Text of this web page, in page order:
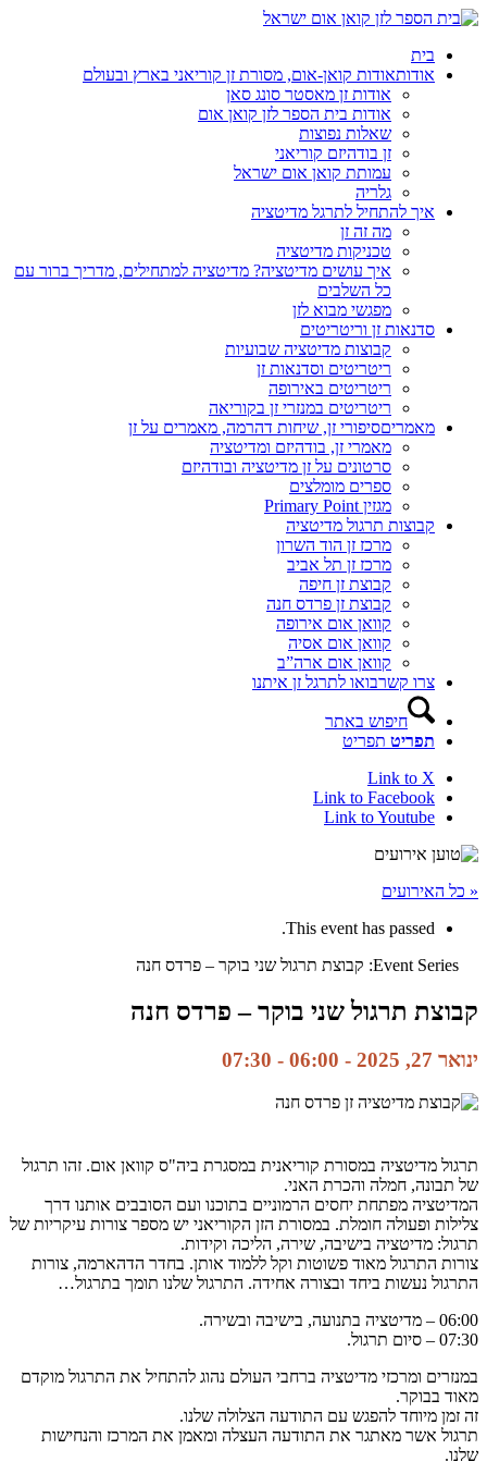
בית
אודותאודות קואן-אום, מסורת זן קוריאני בארץ ובעולם
אודות זן מאסטר סונג סאן
אודות בית הספר לזן קואן אום
שאלות נפוצות
זן בודהיזם קוריאני
עמותת קואן אום ישראל
גלריה
איך להתחיל לתרגל מדיטציה
מה זה זן
טכניקות מדיטציה
איך עושים מדיטציה? מדיטציה למתחילים, מדריך ברור עם
כל השלבים
מפגשי מבוא לזן
סדנאות זן וריטריטים
קבוצות מדיטציה שבועיות
ריטריטים וסדנאות זן
ריטריטים באירופה
ריטריטים במנזרי זן בקוריאה
מאמריםסיפורי זן, שיחות דהרמה, מאמרים על זן
מאמרי זן, בודהיזם ומדיטציה
סרטונים על זן מדיטציה ובודהיזם
ספרים מומלצים
מגזין Primary Point
קבוצות תרגול מדיטציה
מרכז זן הוד השרון
מרכז זן תל אביב
קבוצת זן חיפה
קבוצת זן פרדס חנה
קוואן אום אירופה
קוואן אום אסיה
קוואן אום ארה”ב
צרו קשרבואו לתרגל זן איתנו
חיפוש באתר
תפריט תפריט
Link to X
Link to Facebook
Link to Youtube
« כל האירועים
This event has passed.
Event Series: קבוצת תרגול שני בוקר – פרדס חנה
קבוצת תרגול שני בוקר – פרדס חנה
ינואר 27, 2025 - 06:00 -
07:30
תרגול מדיטציה במסורת קוריאנית במסגרת ביה"ס קוואן אום. זהו תרגול
של תבונה, חמלה והכרת האני.
המדיטציה מפתחת יחסים הרמוניים בתוכנו ועם הסובבים אותנו דרך
צלילות ופעולה חומלת. במסורת הזן הקוריאני יש מספר צורות עיקריות של
תרגול: מדיטציה בישיבה, שירה, הליכה וקידות.
צורות התרגול מאוד פשוטות וקל ללמוד אותן. בחדר הדהארמה, צורות
התרגול נעשות ביחד ובצורה אחידה. התרגול שלנו תומך בתרגול…
06:00 – מדיטציה בתנועה, בישיבה ובשירה.
07:30 – סיום תרגול.
במנזרים ומרכזי מדיטציה ברחבי העולם נהוג להתחיל את התרגול מוקדם
מאוד בבוקר.
זה זמן מיוחד להפגש עם התודעה הצלולה שלנו.
תרגול אשר מאתגר את התודעה העצלה ומאמן את המרכז והנחישות
שלנו.